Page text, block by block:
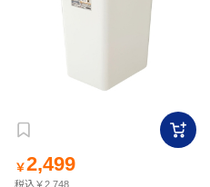
￥2,499
税込￥2,748